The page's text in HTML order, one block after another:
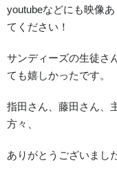
youtubeなどにも映像
てください！
サンディーズの生徒さ
ても嬉しかったです。
指田さん、藤田さん、
方々、
ありがとうございまし